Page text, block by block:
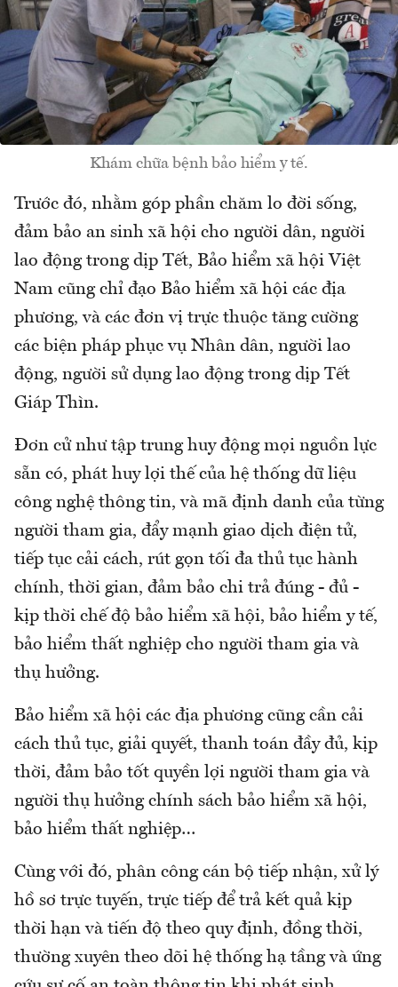
Khám chữa bệnh bảo hiểm y tế.
Trước đó, nhằm góp phần chăm lo đời sống,
đảm bảo an sinh xã hội cho người dân, người
lao động trong dịp Tết, Bảo hiểm xã hội Việt
Nam cũng chỉ đạo Bảo hiểm xã hội các địa
phương, và các đơn vị trực thuộc tăng cường
các biện pháp phục vụ Nhân dân, người lao
động, người sử dụng lao động trong dịp Tết
Giáp Thìn.
Đơn cử như tập trung huy động mọi nguồn lực
sẵn có, phát huy lợi thế của hệ thống dữ liệu
công nghệ thông tin, và mã định danh của từng
người tham gia, đẩy mạnh giao dịch điện tử,
tiếp tục cải cách, rút gọn tối đa thủ tục hành
chính, thời gian, đảm bảo chi trả đúng - đủ -
kịp thời chế độ bảo hiểm xã hội, bảo hiểm y tế,
bảo hiểm thất nghiệp cho người tham gia và
thụ hưởng.
Bảo hiểm xã hội các địa phương cũng cần cải
cách thủ tục, giải quyết, thanh toán đầy đủ, kịp
thời, đảm bảo tốt quyền lợi người tham gia và
người thụ hưởng chính sách bảo hiểm xã hội,
bảo hiểm thất nghiệp…
Cùng với đó, phân công cán bộ tiếp nhận, xử lý
hồ sơ trực tuyến, trực tiếp để trả kết quả kịp
thời hạn và tiến độ theo quy định, đồng thời,
thường xuyên theo dõi hệ thống hạ tầng và ứng